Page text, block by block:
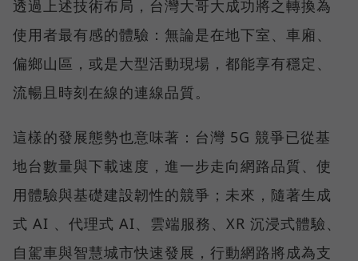
透過上述技術布局，台灣大哥大成功將之轉換為
使用者最有感的體驗：無論是在地下室、車廂、
偏鄉山區，或是大型活動現場，都能享有穩定、
流暢且時刻在線的連線品質。
這樣的發展態勢也意味著：台灣 5G 競爭已從基
地台數量與下載速度，進一步走向網路品質、使
用體驗與基礎建設韌性的競爭；未來，隨著生成
式 AI 、代理式 AI、雲端服務、XR 沉浸式體驗、
自駕車與智慧城市快速發展，行動網路將成為支